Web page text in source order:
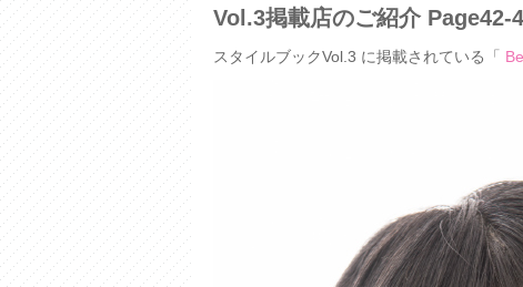
Vol.3掲載店のご紹介 Page42-
スタイルブックVol.3 に掲載されている「